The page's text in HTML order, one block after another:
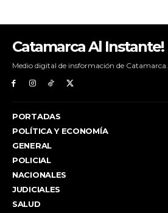
Catamarca Al Instante!
Medio digital de insformación de Catamarca.
PORTADAS
POLÍTICA Y ECONOMÍA
GENERAL
POLICIAL
NACIONALES
JUDICIALES
SALUD